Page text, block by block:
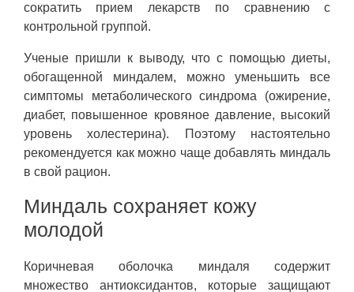
сократить прием лекарств по сравнению с
контрольной группой.
Ученые пришли к выводу, что с помощью диеты,
обогащенной миндалем, можно уменьшить все
симптомы метаболического синдрома (ожирение,
диабет, повышенное кровяное давление, высокий
уровень холестерина). Поэтому настоятельно
рекомендуется как можно чаще добавлять миндаль
в свой рацион.
Миндаль сохраняет кожу
молодой
Коричневая оболочка миндаля содержит
множество антиоксидантов, которые защищают